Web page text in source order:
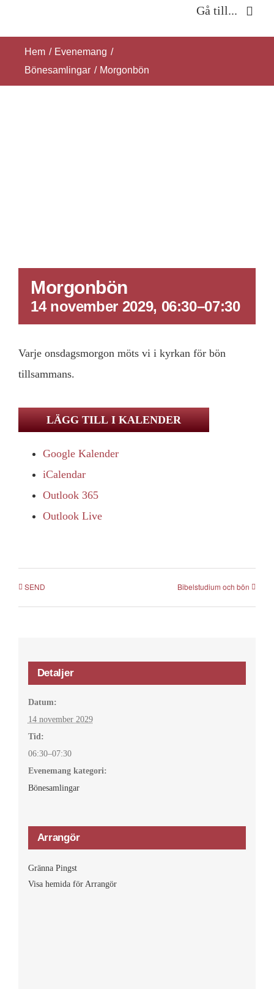
innehållet
Gå till...
Om oss
Hem
Evenemang
Bönesamlingar
Morgonbön
Morgonbön
14 november 2029, 06:30–07:30
Varje onsdagsmorgon möts vi i kyrkan för bön
tillsammans.
LÄGG TILL I KALENDER
Google Kalender
iCalendar
Outlook 365
Outlook Live
SEND Bibelstudium och bön
Detaljer
Datum:
14 november 2029
Tid:
06:30–07:30
Evenemang kategori:
Bönesamlingar
Arrangör
Gränna Pingst
Visa hemida för Arrangör